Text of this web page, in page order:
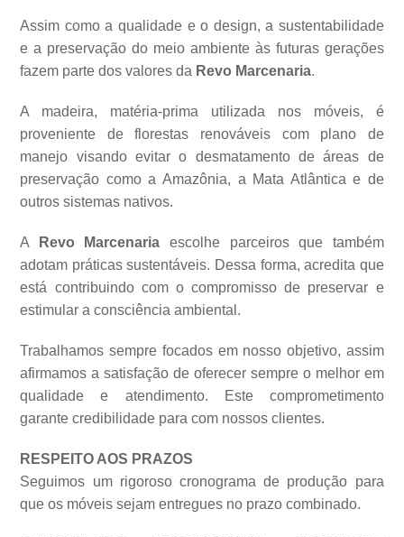
Assim como a qualidade e o design, a sustentabilidade
e a preservação do meio ambiente às futuras gerações
fazem parte dos valores da Revo Marcenaria.
A madeira, matéria-prima utilizada nos móveis, é
proveniente de florestas renováveis com plano de
manejo visando evitar o desmatamento de áreas de
preservação como a Amazônia, a Mata Atlântica e de
outros sistemas nativos.
A Revo Marcenaria escolhe parceiros que também
adotam práticas sustentáveis. Dessa forma, acredita que
está contribuindo com o compromisso de preservar e
estimular a consciência ambiental.
Trabalhamos sempre focados em nosso objetivo, assim
afirmamos a satisfação de oferecer sempre o melhor em
qualidade e atendimento. Este comprometimento
garante credibilidade para com nossos clientes.
RESPEITO AOS PRAZOS
Seguimos um rigoroso cronograma de produção para
que os móveis sejam entregues no prazo combinado.